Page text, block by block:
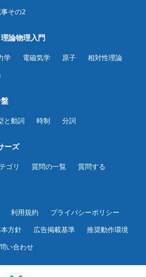
その2
論物理入門
学 電磁気学 原子
相対性理論
と動詞 時制 分詞
ーズ
ゴリ 質問の一覧 質問する
利用規約
プライバシーポリシー
方針
広告掲載基準
推奨動作環境
い合わせ